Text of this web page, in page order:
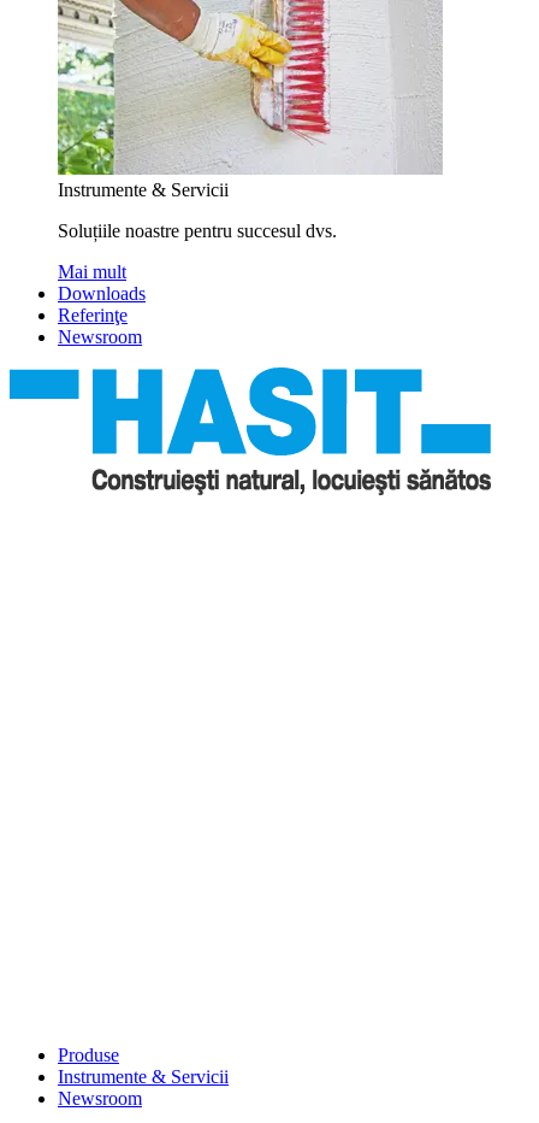
Instrumente & Servicii
Soluțiile noastre pentru succesul dvs.
Mai mult
Downloads
Referinţe
Newsroom
Produse
Instrumente & Servicii
Newsroom